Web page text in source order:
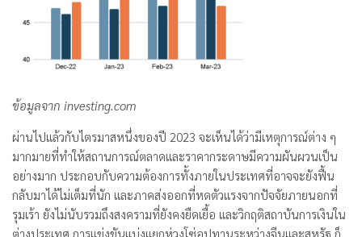
ข้อมูลจาก investing.com
ผ่านไปแล้วกับไตรมาสหนึ่งของปี 2023 จะเห็นได้ว่ามีเหตุการณ์ต่าง ๆ
มากมายที่ทำให้สถานการณ์ตลาดและราคากระดาษมีความผันผวนเป็น
อย่างมาก ประกอบกับความต้องการทั้งภายในประเทศที่อาจจะยังฟื้น
กลับมาได้ไม่เต็มที่นัก และภาคส่งออกที่หดตัวแรงจากปัจจัยภายนอกที่
รุมเร้า ยังไม่นับรวมถึงสงครามที่ยังคงยืดเยื้อ และวิกฤติสถาบันการเงินใน
ต่างประเทศ การแข่งขันแบ่งแยกห่วงโซ่อุปทานระหว่างจีนและสหรัฐ ก็